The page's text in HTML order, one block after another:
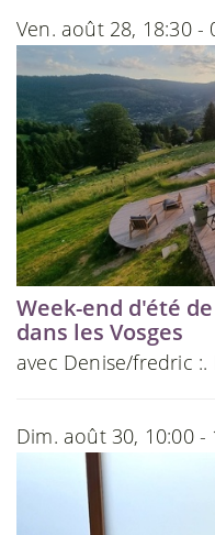
Ven. août 28, 18:30 -
Week-end d'été
dans les Vosges
avec Denise/fredric :.
Dim. août 30, 10:00 -